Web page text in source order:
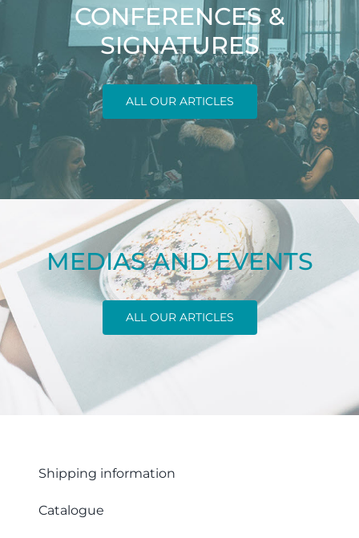
CONFERENCES &
SIGNATURES
ALL OUR ARTICLES
MEDIAS AND EVENTS
ALL OUR ARTICLES
Shipping information
Catalogue